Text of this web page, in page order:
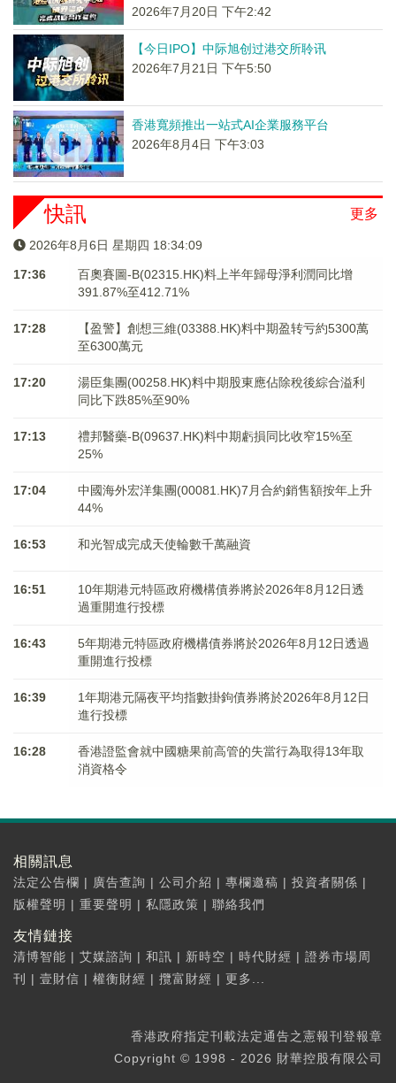
2026年7月20日 下午2:42
【今日IPO】中际旭创过港交所聆讯
2026年7月21日 下午5:50
香港寬頻推出一站式AI企業服務平台
2026年8月4日 下午3:03
更多
快訊
2026年8月6日 星期四 18:34:09
17:36
百奧賽圖-B(02315.HK)料上半年歸母淨利潤同比增
391.87%至412.71%
17:28
【盈警】創想三維(03388.HK)料中期盈转亏約5300萬
至6300萬元
17:20
湯臣集團(00258.HK)料中期股東應佔除稅後綜合溢利
同比下跌85%至90%
17:13
禮邦醫藥-B(09637.HK)料中期虧損同比收窄15%至
25%
17:04
中國海外宏洋集團(00081.HK)7月合約銷售額按年上升
44%
16:53 和光智成完成天使輪數千萬融資
16:51
10年期港元特區政府機構債券將於2026年8月12日透
過重開進行投標
16:43
5年期港元特區政府機構債券將於2026年8月12日透過
重開進行投標
16:39
1年期港元隔夜平均指數掛鉤債券將於2026年8月12日
進行投標
16:28
香港證監會就中國糖果前高管的失當行為取得13年取
消資格令
相關訊息
法定公告欄 | 廣告查詢 | 公司介紹 | 專欄邀稿 | 投資者關係 |
版權聲明 | 重要聲明 | 私隱政策 | 聯絡我們
友情鏈接
清博智能 | 艾媒諮詢 | 和訊 | 新時空 | 時代財經 | 證券市場周
刊
| 壹財信 | 權衡財經 | 攬富財經 | 更多...
香港政府指定刊載法定通告之憲報刊登報章
Copyright © 1998 - 2026 財華控股有限公司